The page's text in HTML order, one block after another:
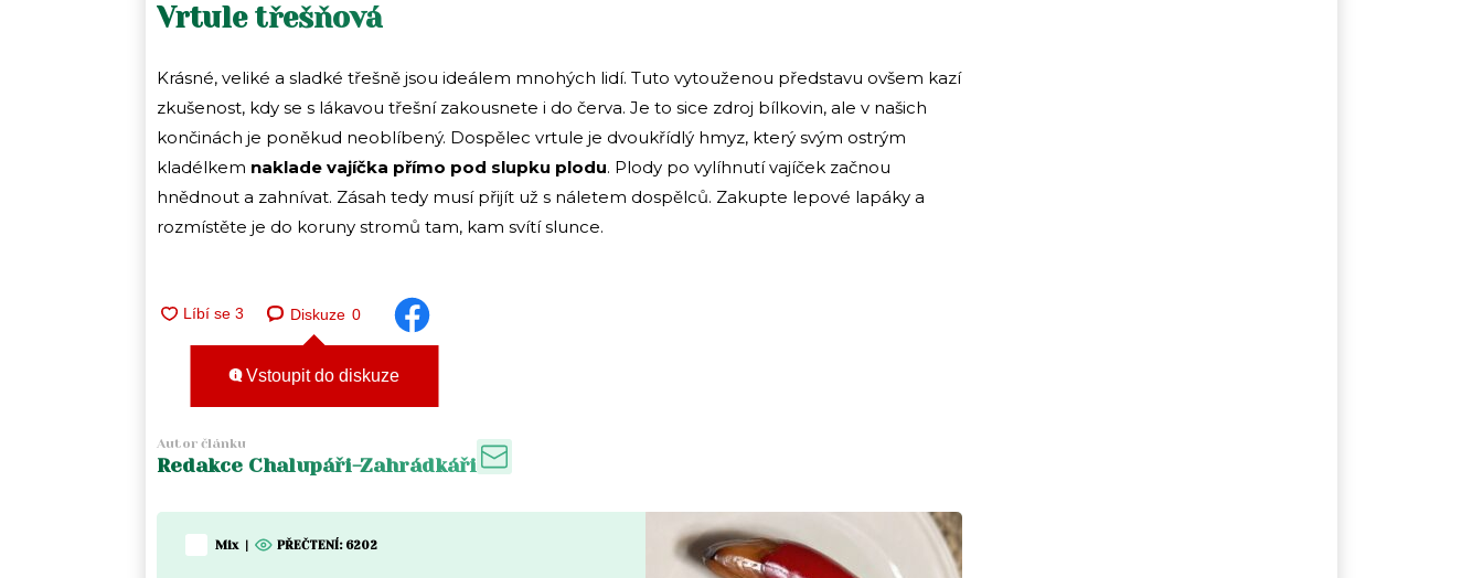
Vrtule třešňová
Krásné, veliké a sladké třešně jsou ideálem mnohých lidí. Tuto vytouženou představu ovšem kazí
zkušenost, kdy se s lákavou třešní zakousnete i do červa. Je to sice zdroj bílkovin, ale v našich
končinách je poněkud neoblíbený. Dospělec vrtule je dvoukřídlý hmyz, který svým ostrým
kladélkem naklade vajíčka přímo pod slupku plodu. Plody po vylíhnutí vajíček začnou
hnědnout a zahnívat. Zásah tedy musí přijít už s náletem dospělců. Zakupte lepové lapáky a
rozmístěte je do koruny stromů tam, kam svítí slunce.
Diskuze 0
Vstoupit do diskuze
Autor článku
Redakce Chalupáři-Zahrádkáři
Mix | PŘEČTENÍ: 6202